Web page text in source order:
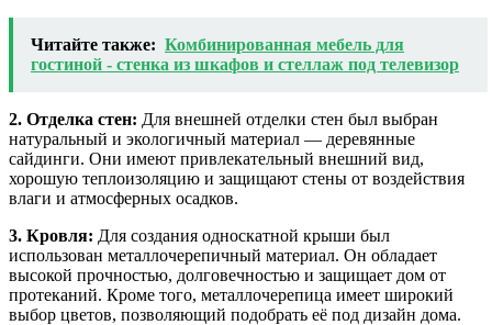
Читайте также: Комбинированная мебель для
гостиной - стенка из шкафов и стеллаж под телевизор
2. Отделка стен: Для внешней отделки стен был выбран
натуральный и экологичный материал — деревянные
сайдинги. Они имеют привлекательный внешний вид,
хорошую теплоизоляцию и защищают стены от воздействия
влаги и атмосферных осадков.
3. Кровля: Для создания односкатной крыши был
использован металлочерепичный материал. Он обладает
высокой прочностью, долговечностью и защищает дом от
протеканий. Кроме того, металлочерепица имеет широкий
выбор цветов, позволяющий подобрать её под дизайн дома.